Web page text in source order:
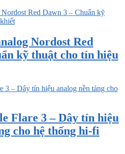
Nordost Red
kỹ thuật cho tín hiệu
Flare 3 – Dây tín hiệu
cho hệ thống hi-fi